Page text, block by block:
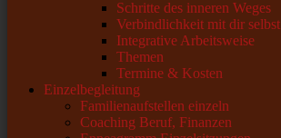
Schritte des inneren Weges
Verbindlichkeit mit dir selbst
Integrative Arbeitsweise
Themen
Termine & Kosten
Einzelbegleitung
Familienaufstellen einzeln
Coaching Beruf, Finanzen